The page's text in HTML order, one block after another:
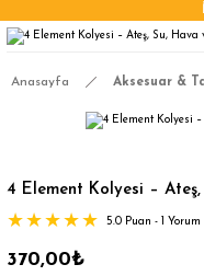
Anasayfa Aksesuar &
4 Element Kolyesi – Ateş,
5.0 Puan - 1 Yorum
370,00₺